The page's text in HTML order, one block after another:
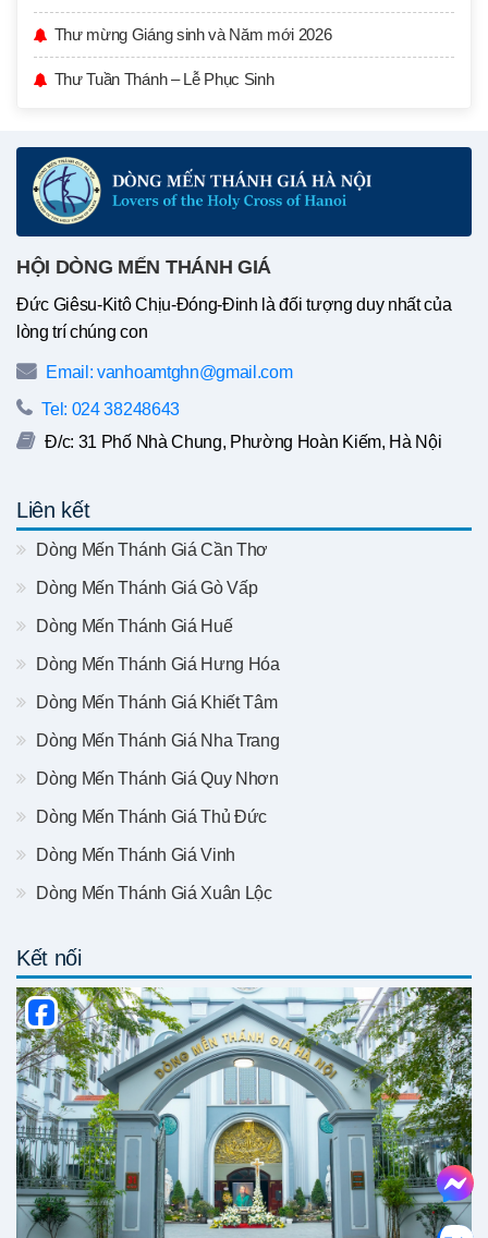
Thư mừng Giáng sinh và Năm mới 2026
Thư Tuần Thánh – Lễ Phục Sinh
HỘI DÒNG MẾN THÁNH GIÁ
Đức Giêsu-Kitô Chịu-Đóng-Đinh là đối tượng duy nhất của
lòng trí chúng con
Email: vanhoamtghn@gmail.com
Tel: 024 38248643
Đ/c: 31 Phố Nhà Chung, Phường Hoàn Kiếm, Hà Nội
Liên kết
Dòng Mến Thánh Giá Cần Thơ
Dòng Mến Thánh Giá Gò Vấp
Dòng Mến Thánh Giá Huế
Dòng Mến Thánh Giá Hưng Hóa
Dòng Mến Thánh Giá Khiết Tâm
Dòng Mến Thánh Giá Nha Trang
Dòng Mến Thánh Giá Quy Nhơn
Dòng Mến Thánh Giá Thủ Đức
Dòng Mến Thánh Giá Vinh
Dòng Mến Thánh Giá Xuân Lộc
Kết nối